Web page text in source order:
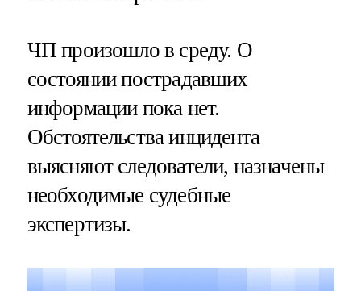
ЧП произошло в среду. О
состоянии пострадавших
информации пока нет.
Обстоятельства инцидента
выясняют следователи, назначены
необходимые судебные
экспертизы.